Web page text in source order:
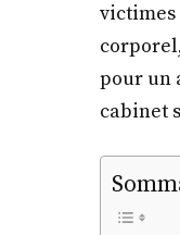
victimes
pour un
cabinet